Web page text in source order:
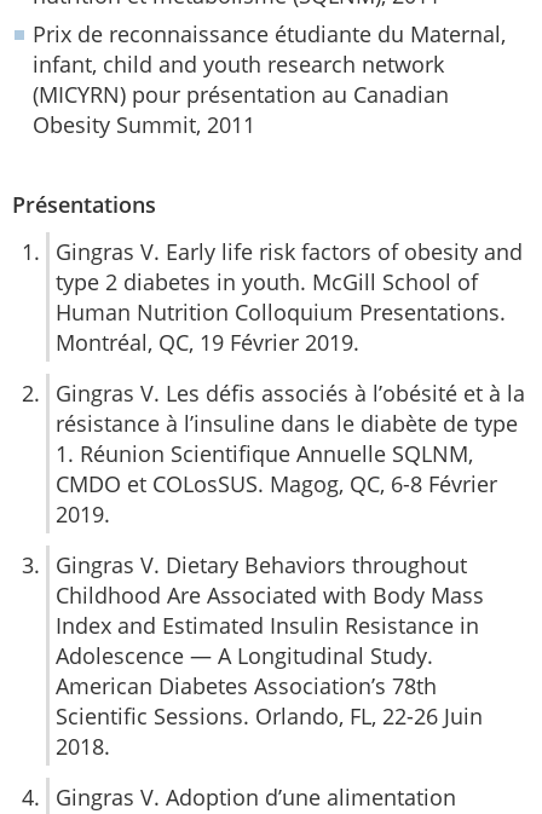
Prix de reconnaissance étudiante du Maternal,
infant, child and youth research network
(MICYRN) pour présentation au Canadian
Obesity Summit, 2011
Présentations
Gingras V. Early life risk factors of obesity and
type 2 diabetes in youth. McGill School of
Human Nutrition Colloquium Presentations.
Montréal, QC, 19 Février 2019.
Gingras V. Les défis associés à l’obésité et à la
résistance à l’insuline dans le diabète de type
1. Réunion Scientifique Annuelle SQLNM,
CMDO et COLosSUS. Magog, QC, 6-8 Février
2019.
Gingras V. Dietary Behaviors throughout
Childhood Are Associated with Body Mass
Index and Estimated Insulin Resistance in
Adolescence — A Longitudinal Study.
American Diabetes Association’s 78th
Scientific Sessions. Orlando, FL, 22-26 Juin
2018.
Gingras V. Adoption d’une alimentation